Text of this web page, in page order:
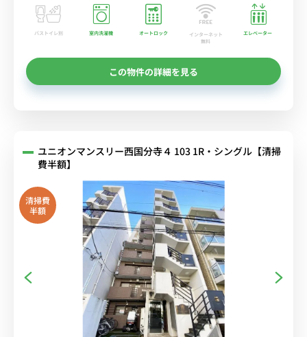
バストイレ別 室内洗濯機 オートロック
インターネット
無料
エレベーター
この物件の詳細を見る
ユニオンマンスリー西国分寺４ 103 1R・シングル【清掃
費半額】
清掃費
半額